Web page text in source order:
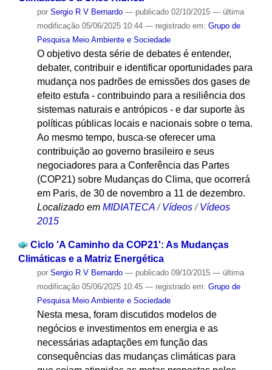
por Sergio R V Bernardo — publicado02/10/2015 — última
modificação05/06/2025 10:44 — registrado em: Grupo de
Pesquisa Meio Ambiente e Sociedade
O objetivo desta série de debates é entender,
debater, contribuir e identificar oportunidades para
mudança nos padrões de emissões dos gases de
efeito estufa - contribuindo para a resiliência dos
sistemas naturais e antrópicos - e dar suporte às
políticas públicas locais e nacionais sobre o tema.
Ao mesmo tempo, busca-se oferecer uma
contribuição ao governo brasileiro e seus
negociadores para a Conferência das Partes
(COP21) sobre Mudanças do Clima, que ocorrerá
em Paris, de 30 de novembro a 11 de dezembro.
Localizado em MIDIATECA / Vídeos / Vídeos
2015
Ciclo 'A Caminho da COP21': As Mudanças
Climáticas e a Matriz Energética
por Sergio R V Bernardo — publicado09/10/2015 — última
modificação05/06/2025 10:45 — registrado em: Grupo de
Pesquisa Meio Ambiente e Sociedade
Nesta mesa, foram discutidos modelos de
negócios e investimentos em energia e as
necessárias adaptações em função das
consequências das mudanças climáticas para